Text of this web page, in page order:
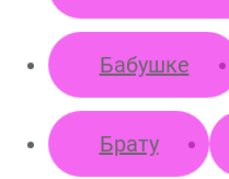
Бабушке
Брату